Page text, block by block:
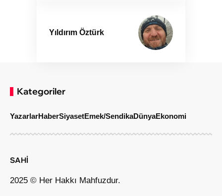
Yıldırım Öztürk
Kategoriler
YazarlarHaberSiyasetEmek/SendikaDünyaEkonomi
SAHİ
2025 © Her Hakkı Mahfuzdur.